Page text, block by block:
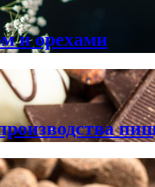
и орехами